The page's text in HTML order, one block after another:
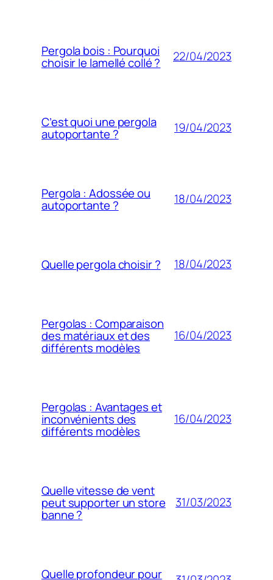
Pergola bois : Pourquoi
choisir le lamellé collé ? 22/04/2023
C’est quoi une pergola
autoportante ? 19/04/2023
Pergola : Adossée ou
autoportante ? 18/04/2023
Quelle pergola choisir ? 18/04/2023
Pergolas : Comparaison
des matériaux et des
différents modèles
16/04/2023
Pergolas : Avantages et
inconvénients des
différents modèles
16/04/2023
Quelle vitesse de vent
peut supporter un store
banne ?
31/03/2023
Quelle profondeur pour